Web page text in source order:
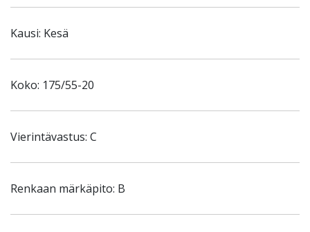
Kausi: Kesä
Koko: 175/55-20
Vierintävastus: C
Renkaan märkäpito: B